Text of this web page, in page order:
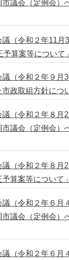
市議会（定例会）
議（令和２年11月
予算案等について」
議（令和２年９月
政取組方針につ
議（令和２年８月
市議会（定例会）
議（令和２年８月
算案等について」
議（令和２年６月
市議会（定例会）
議（令和２年６月